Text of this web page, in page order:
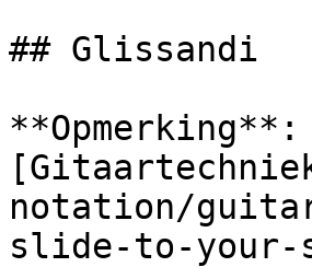
## Glissandi
notation/
slide-to-your-